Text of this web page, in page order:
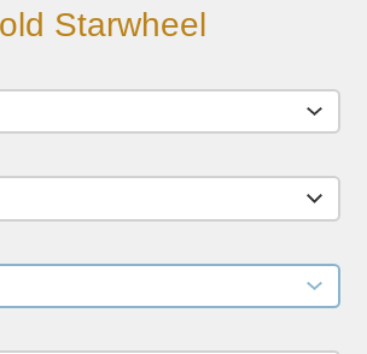
Starwheel